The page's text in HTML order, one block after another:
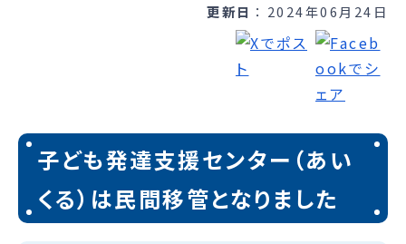
更新日
2024年06月24日
子ども発達支援センター（あい
くる）は民間移管となりました